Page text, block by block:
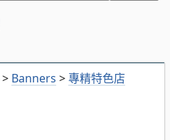
> Banners >專精特色店